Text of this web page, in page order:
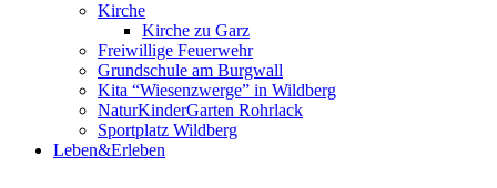
Kirche
Kirche zu Garz
Freiwillige Feuerwehr
Grundschule am Burgwall
Kita “Wiesenzwerge” in Wildberg
NaturKinderGarten Rohrlack
Sportplatz Wildberg
Leben&Erleben